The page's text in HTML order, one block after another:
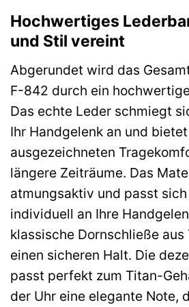
Hochwertiges
und Stil vereint
Abgerundet wird das
F-842 durch ein
Das echte Leder schmiegt
Ihr Handgelenk an und
ausgezeichneten
längere Zeiträume. Das
atmungsaktiv und passt
individuell an Ihre
klassische Dornschließe
einen sicheren Halt. Die
passt perfekt zum Titan-
der Uhr eine elegante Note,